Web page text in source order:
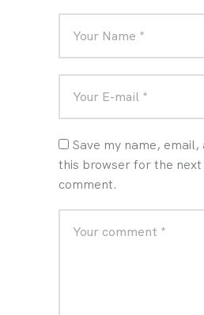
Save my name, email,
this browser for the next
comment.